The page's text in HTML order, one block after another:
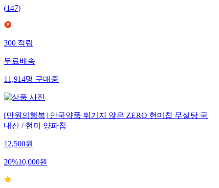
(147)
300 적립
무료배송
11,914명 구매중
[만원의행복] 안국약품 튀기지 않은 ZERO 현미칩 무설탕 국
내산 / 현미 양파칩
12,500원
20%10,000원